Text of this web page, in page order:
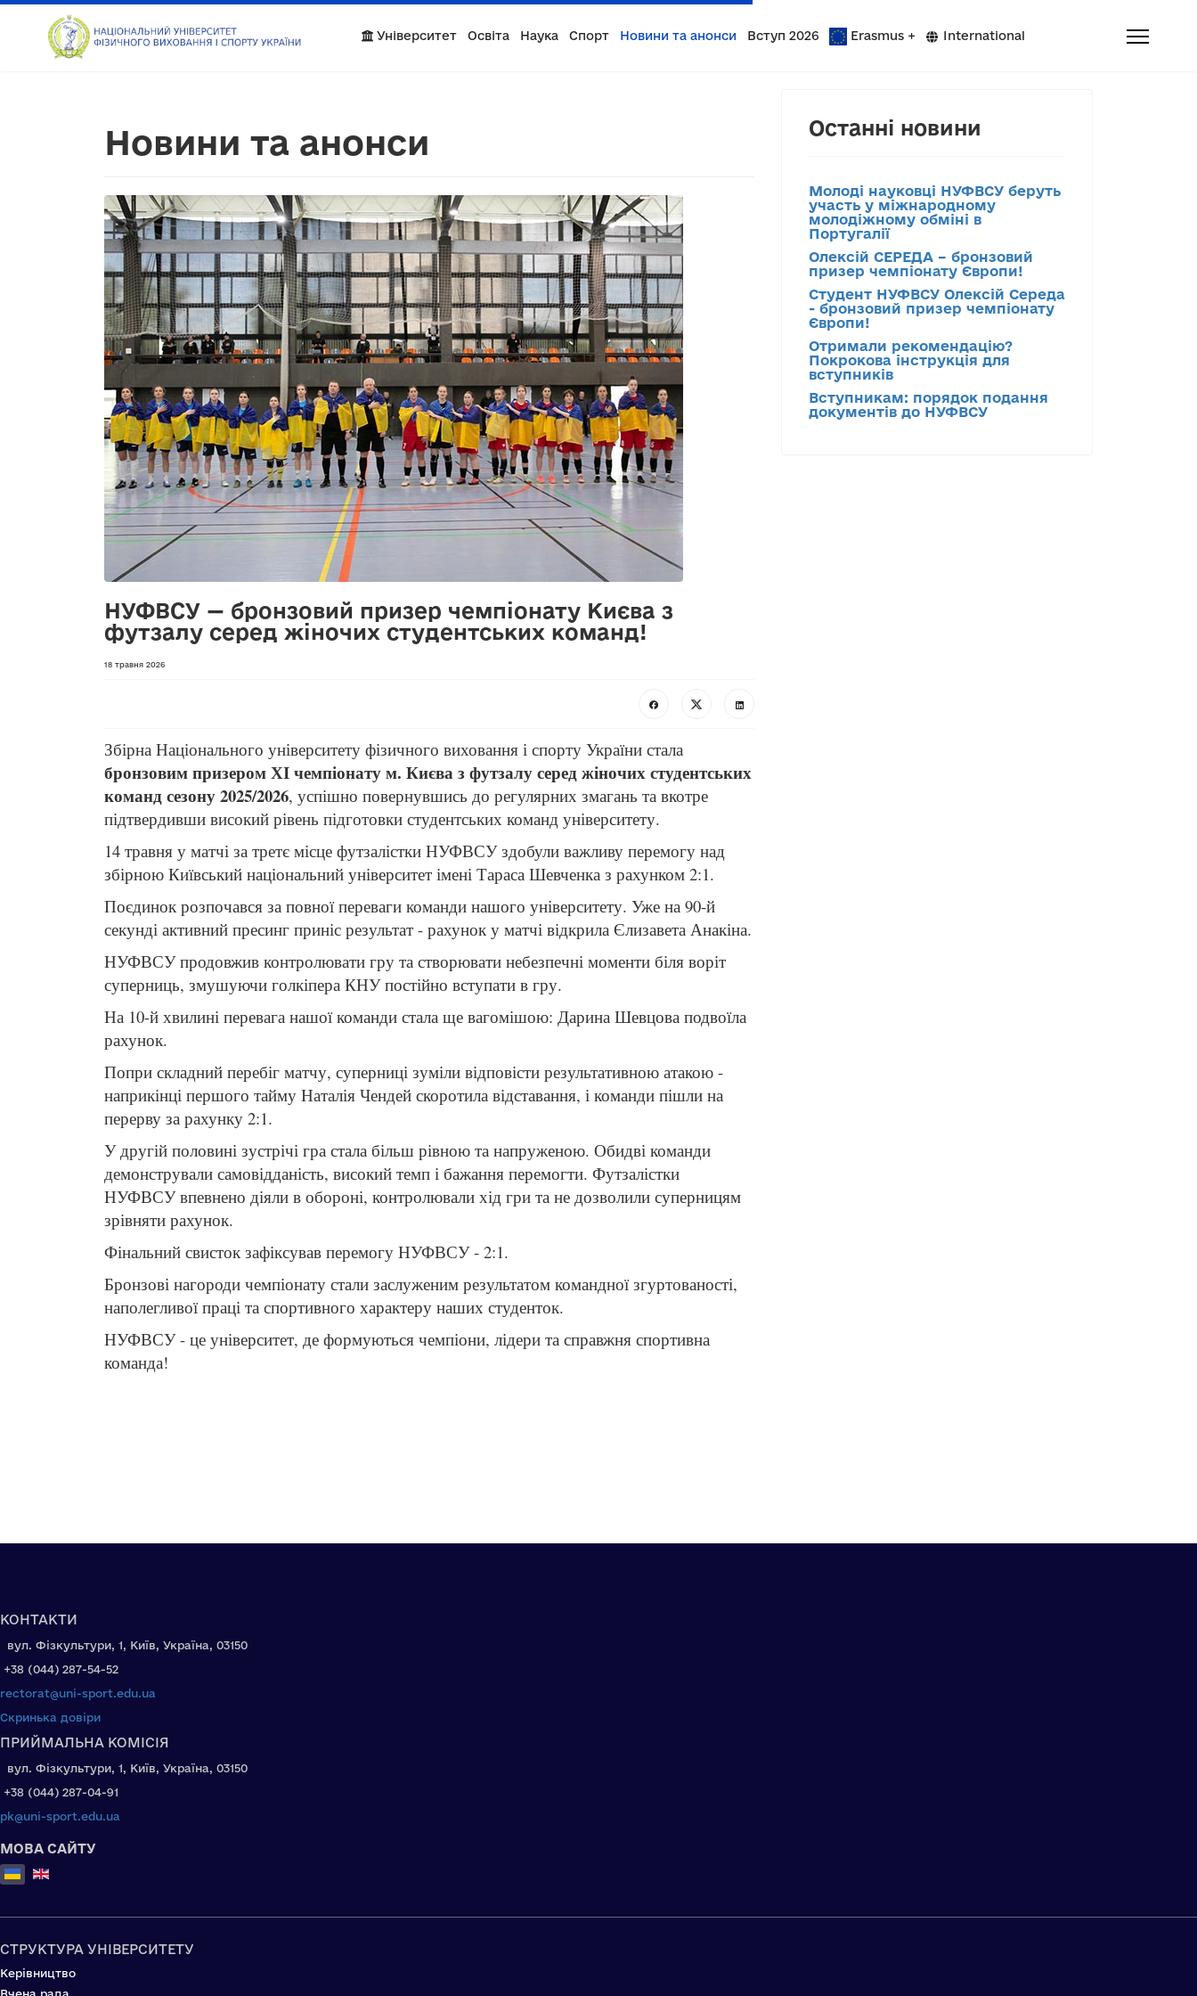
Університет Освіта Наука Спорт Новини та анонси Вступ 2026 Erasmus + International
Новини та анонси
НУФВСУ — бронзовий призер чемпіонату Києва з
футзалу серед жіночих студентських команд!
18 травня 2026
Збірна Національного університету фізичного виховання і спорту України стала
бронзовим призером ХІ чемпіонату м. Києва з футзалу серед жіночих студентських
команд сезону 2025/2026, успішно повернувшись до регулярних змагань та вкотре
підтвердивши високий рівень підготовки студентських команд університету.
14 травня у матчі за третє місце футзалістки НУФВСУ здобули важливу перемогу над
збірною Київський національний університет імені Тараса Шевченка з рахунком 2:1.
Поєдинок розпочався за повної переваги команди нашого університету. Уже на 90-й
секунді активний пресинг приніс результат - рахунок у матчі відкрила Єлизавета Анакіна.
НУФВСУ продовжив контролювати гру та створювати небезпечні моменти біля воріт
суперниць, змушуючи голкіпера КНУ постійно вступати в гру.
На 10-й хвилині перевага нашої команди стала ще вагомішою: Дарина Шевцова подвоїла
рахунок.
Попри складний перебіг матчу, суперниці зуміли відповісти результативною атакою -
наприкінці першого тайму Наталія Чендей скоротила відставання, і команди пішли на
перерву за рахунку 2:1.
У другій половині зустрічі гра стала більш рівною та напруженою. Обидві команди
демонстрували самовідданість, високий темп і бажання перемогти. Футзалістки
НУФВСУ впевнено діяли в обороні, контролювали хід гри та не дозволили суперницям
зрівняти рахунок.
Фінальний свисток зафіксував перемогу НУФВСУ - 2:1.
Бронзові нагороди чемпіонату стали заслуженим результатом командної згуртованості,
наполегливої праці та спортивного характеру наших студенток.
НУФВСУ - це університет, де формуються чемпіони, лідери та справжня спортивна
команда!
Останні новини
Молоді науковці НУФВСУ беруть
участь у міжнародному
молодіжному обміні в
Португалії
Олексій СЕРЕДА – бронзовий
призер чемпіонату Європи!
Студент НУФВСУ Олексій Середа
- бронзовий призер чемпіонату
Європи!
Отримали рекомендацію?
Покрокова інструкція для
вступників
Вступникам: порядок подання
документів до НУФВСУ
КОНТАКТИ
вул. Фізкультури, 1, Київ, Україна, 03150
+38 (044) 287-54-52
rectorat@uni-sport.edu.ua
Скринька довіри
ПРИЙМАЛЬНА КОМІСІЯ
вул. Фізкультури, 1, Київ, Україна, 03150
+38 (044) 287-04-91
pk@uni-sport.edu.ua
МОВА САЙТУ
Оберіть свою мову
СТРУКТУРА УНІВЕРСИТЕТУ
Керівництво
Вчена рада